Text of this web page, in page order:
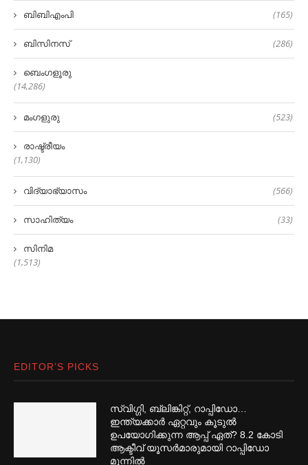
ബിബിഎംപി (165)
ബിസിനസ് (286)
ബെംഗളൂരു
(14,286)
മംഗളുരു (523)
രാഷ്ട്രീയം
(1,130)
വിദ്യാഭ്യാസം (566)
സാഹിത്യം (33)
സിനിമ
(1,513)
EDITOR’S PICKS
സ്വിഗ്ഗി, ബ്ലിങ്കിറ്റ്, റാപ്പിഡോ…
ഇന്ത്യക്കാര്‍ ഏറ്റവും കൂടുല്‍
ഉപയോഗിക്കുന്ന ആപ്പ് ഏത്? 8.2 കോടി
ആക്ടീവ് യൂസര്‍മാരുമായി റാപ്പിഡോ
മുന്നില്‍